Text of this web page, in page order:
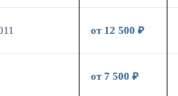
от 12 500 ₽
от 7 500 ₽